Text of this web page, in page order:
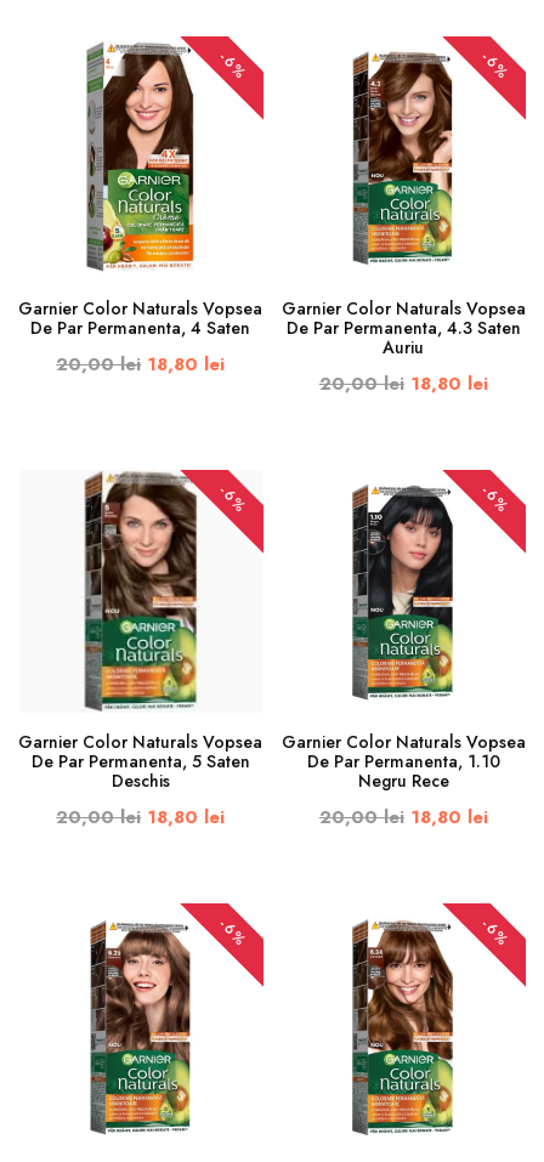
-6%
Garnier Color Naturals Vopsea
De Par Permanenta, 4 Saten
20,00 lei 18,80 lei
-6%
Garnier Color Naturals Vopsea
De Par Permanenta, 4.3 Saten
Auriu
20,00 lei 18,80 lei
-6%
Garnier Color Naturals Vopsea
De Par Permanenta, 5 Saten
Deschis
20,00 lei 18,80 lei
-6%
Garnier Color Naturals Vopsea
De Par Permanenta, 1.10
Negru Rece
20,00 lei 18,80 lei
-6% -6%